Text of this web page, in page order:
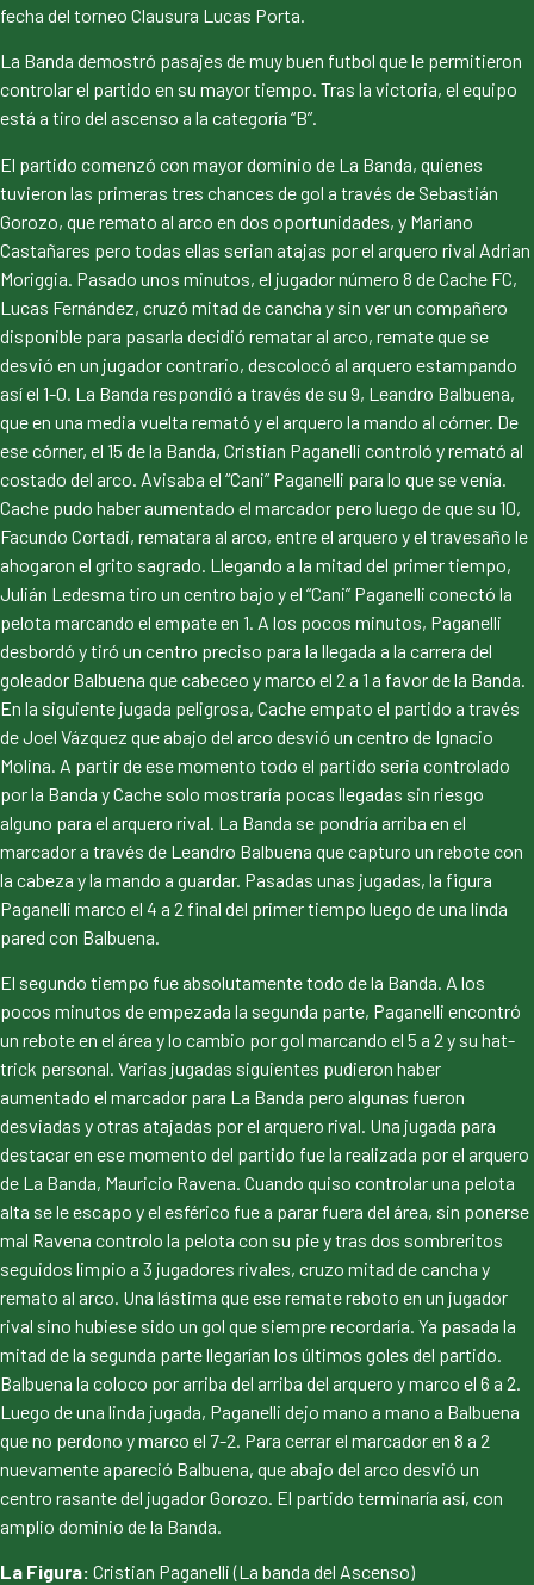
fecha del torneo Clausura Lucas Porta.
La Banda demostró pasajes de muy buen futbol que le permitieron
controlar el partido en su mayor tiempo. Tras la victoria, el equipo
está a tiro del ascenso a la categoría “B”.
El partido comenzó con mayor dominio de La Banda, quienes
tuvieron las primeras tres chances de gol a través de Sebastián
Gorozo, que remato al arco en dos oportunidades, y Mariano
Castañares pero todas ellas serian atajas por el arquero rival Adrian
Moriggia. Pasado unos minutos, el jugador número 8 de Cache FC,
Lucas Fernández, cruzó mitad de cancha y sin ver un compañero
disponible para pasarla decidió rematar al arco, remate que se
desvió en un jugador contrario, descolocó al arquero estampando
así el 1-0. La Banda respondió a través de su 9, Leandro Balbuena,
que en una media vuelta remató y el arquero la mando al córner. De
ese córner, el 15 de la Banda, Cristian Paganelli controló y remató al
costado del arco. Avisaba el “Cani” Paganelli para lo que se venía.
Cache pudo haber aumentado el marcador pero luego de que su 10,
Facundo Cortadi, rematara al arco, entre el arquero y el travesaño le
ahogaron el grito sagrado. Llegando a la mitad del primer tiempo,
Julián Ledesma tiro un centro bajo y el “Cani” Paganelli conectó la
pelota marcando el empate en 1. A los pocos minutos, Paganelli
desbordó y tiró un centro preciso para la llegada a la carrera del
goleador Balbuena que cabeceo y marco el 2 a 1 a favor de la Banda.
En la siguiente jugada peligrosa, Cache empato el partido a través
de Joel Vázquez que abajo del arco desvió un centro de Ignacio
Molina. A partir de ese momento todo el partido seria controlado
por la Banda y Cache solo mostraría pocas llegadas sin riesgo
alguno para el arquero rival. La Banda se pondría arriba en el
marcador a través de Leandro Balbuena que capturo un rebote con
la cabeza y la mando a guardar. Pasadas unas jugadas, la figura
Paganelli marco el 4 a 2 final del primer tiempo luego de una linda
pared con Balbuena.
El segundo tiempo fue absolutamente todo de la Banda. A los
pocos minutos de empezada la segunda parte, Paganelli encontró
un rebote en el área y lo cambio por gol marcando el 5 a 2 y su hat-
trick personal. Varias jugadas siguientes pudieron haber
aumentado el marcador para La Banda pero algunas fueron
desviadas y otras atajadas por el arquero rival. Una jugada para
destacar en ese momento del partido fue la realizada por el arquero
de La Banda, Mauricio Ravena. Cuando quiso controlar una pelota
alta se le escapo y el esférico fue a parar fuera del área, sin ponerse
mal Ravena controlo la pelota con su pie y tras dos sombreritos
seguidos limpio a 3 jugadores rivales, cruzo mitad de cancha y
remato al arco. Una lástima que ese remate reboto en un jugador
rival sino hubiese sido un gol que siempre recordaría. Ya pasada la
mitad de la segunda parte llegarían los últimos goles del partido.
Balbuena la coloco por arriba del arriba del arquero y marco el 6 a 2.
Luego de una linda jugada, Paganelli dejo mano a mano a Balbuena
que no perdono y marco el 7-2. Para cerrar el marcador en 8 a 2
nuevamente apareció Balbuena, que abajo del arco desvió un
centro rasante del jugador Gorozo. El partido terminaría así, con
amplio dominio de la Banda.
La Figura: Cristian Paganelli (La banda del Ascenso)